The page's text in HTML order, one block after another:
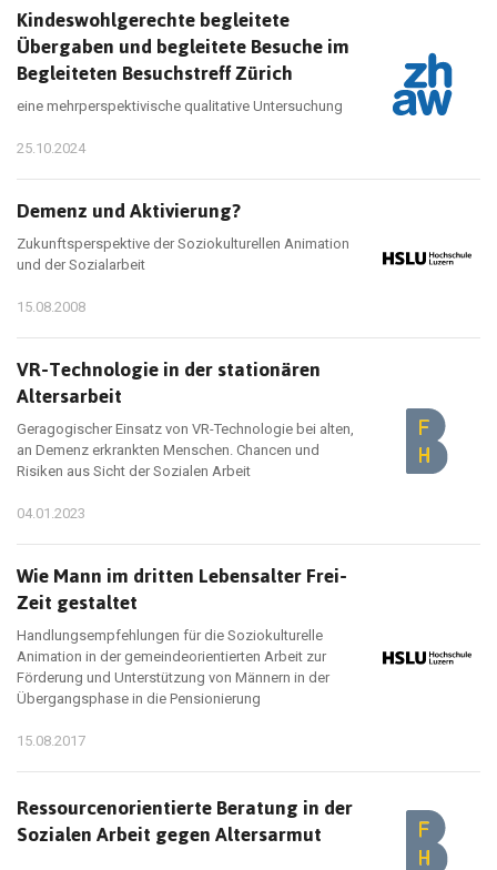
Kindeswohlgerechte begleitete
Übergaben und begleitete Besuche im
Begleiteten Besuchstreff Zürich
eine mehrperspektivische qualitative Untersuchung
25.10.2024
Demenz und Aktivierung?
Zukunftsperspektive der Soziokulturellen Animation
und der Sozialarbeit
15.08.2008
VR-Technologie in der stationären
Altersarbeit
Geragogischer Einsatz von VR-Technologie bei alten,
an Demenz erkrankten Menschen. Chancen und
Risiken aus Sicht der Sozialen Arbeit
04.01.2023
Wie Mann im dritten Lebensalter Frei-
Zeit gestaltet
Handlungsempfehlungen für die Soziokulturelle
Animation in der gemeindeorientierten Arbeit zur
Förderung und Unterstützung von Männern in der
Übergangsphase in die Pensionierung
15.08.2017
Ressourcenorientierte Beratung in der
Sozialen Arbeit gegen Altersarmut